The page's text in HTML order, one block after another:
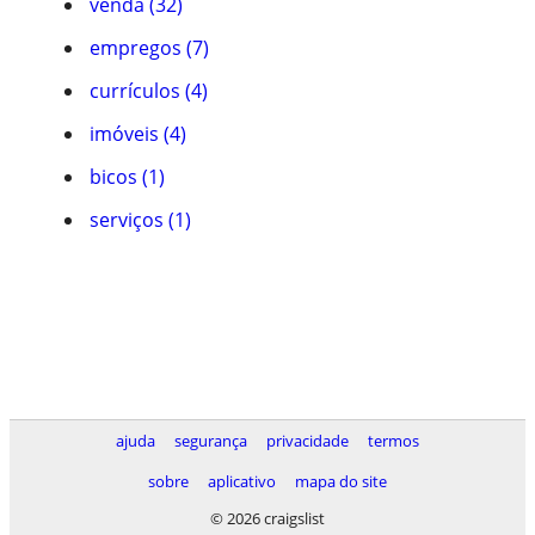
empregos (7)
currículos (4)
imóveis (4)
bicos (1)
serviços (1)
ajuda segurança privacidade
termos
sobre
aplicativo
mapa do site
© 2026 craigslist